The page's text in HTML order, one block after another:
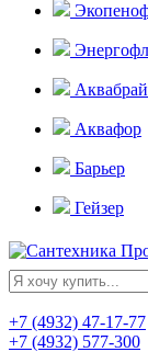
Аквафор
Барьер
Гейзер
+7 (4932) 47-17-77
+7 (4932) 577-300